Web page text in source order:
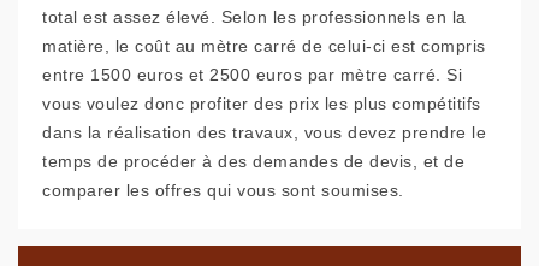
total est assez élevé. Selon les professionnels en la
matière, le coût au mètre carré de celui-ci est compris
entre 1500 euros et 2500 euros par mètre carré. Si
vous voulez donc profiter des prix les plus compétitifs
dans la réalisation des travaux, vous devez prendre le
temps de procéder à des demandes de devis, et de
comparer les offres qui vous sont soumises.